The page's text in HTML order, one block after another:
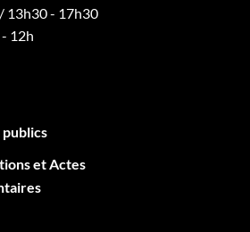
13h30 - 17h30
12h
et Actes